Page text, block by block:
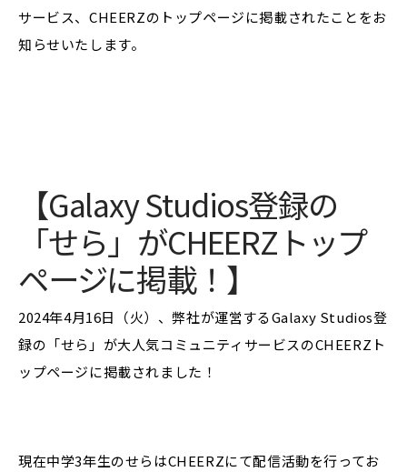
サービス、CHEERZのトップページに掲載されたことをお
知らせいたします。
【Galaxy Studios登録の
「せら」がCHEERZトップ
ページに掲載！】
2024年4月16日（火）、弊社が運営するGalaxy Studios登
録の「せら」が大人気コミュニティサービスのCHEERZト
ップページに掲載されました！
現在中学3年生のせらはCHEERZにて配信活動を行ってお